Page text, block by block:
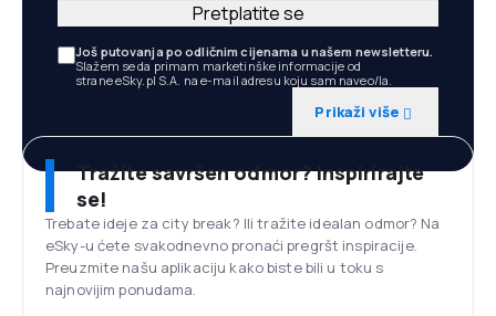
Još putovanja po odličnim cijenama u našem newsletteru.
Slažem se da primam marketinške informacije od
strane eSky.pl S.A. na e-mail adresu koju sam naveo/la.
Prikaži više
Pretplatite se
Tražite savršen odmor? Inspirirajte
se!
Trebate ideje za city break? Ili tražite idealan odmor? Na
eSky-u ćete svakodnevno pronaći pregršt inspiracije.
Preuzmite našu aplikaciju kako biste bili u toku s
najnovijim ponudama.